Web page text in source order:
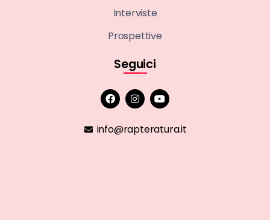
Interviste
Prospettive
Seguici
info@rapteratura.it